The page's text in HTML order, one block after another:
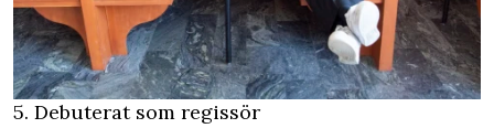
5. Debuterat som regissör